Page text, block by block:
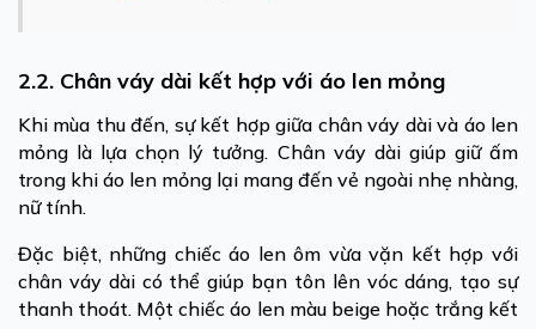
2.2. Chân váy dài kết hợp với áo len mỏng
Khi mùa thu đến, sự kết hợp giữa chân váy dài và áo len
mỏng là lựa chọn lý tưởng. Chân váy dài giúp giữ ấm
trong khi áo len mỏng lại mang đến vẻ ngoài nhẹ nhàng,
nữ tính.
Đặc biệt, những chiếc áo len ôm vừa vặn kết hợp với
chân váy dài có thể giúp bạn tôn lên vóc dáng, tạo sự
thanh thoát. Một chiếc áo len màu beige hoặc trắng kết